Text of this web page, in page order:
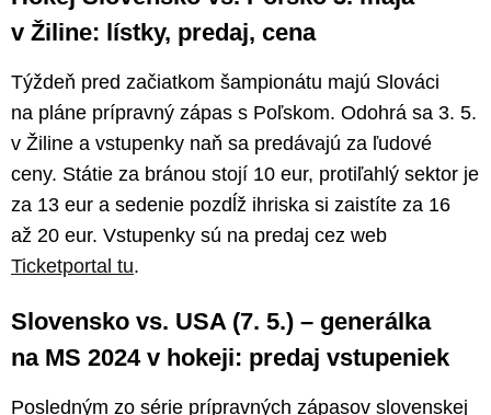
v Žiline: lístky, predaj, cena
Týždeň pred začiatkom šampionátu majú Slováci
na pláne prípravný zápas s Poľskom. Odohrá sa 3. 5.
v Žiline a vstupenky naň sa predávajú za ľudové
ceny. Státie za bránou stojí 10 eur, protiľahlý sektor je
za 13 eur a sedenie pozdĺž ihriska si zaistíte za 16
až 20 eur. Vstupenky sú na predaj cez web
Ticketportal tu.
Slovensko vs. USA (7. 5.) – generálka
na MS 2024 v hokeji: predaj vstupeniek
Posledným zo série prípravných zápasov slovenskej